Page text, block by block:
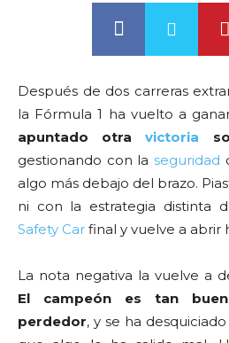
Después de dos carreras
la Fórmula 1 ha vuelto a
apuntado otravictoria
gestionando con laseguridad
algo más debajo del brazo.
ni con la estrategia distinta
Safety Car final y vuelve a abrir
La nota negativa la vuelve a
El campeón es tan
perdedor, y se ha